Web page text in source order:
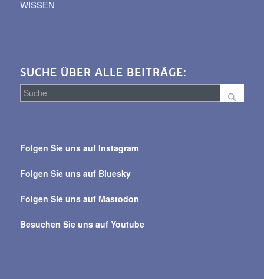
WISSEN
SUCHE ÜBER ALLE BEITRÄGE:
alle
Folgen Sie uns auf Instagram
Folgen Sie uns auf Bluesky
Folgen Sie uns auf Mastodon
Besuchen Sie uns auf Youtube